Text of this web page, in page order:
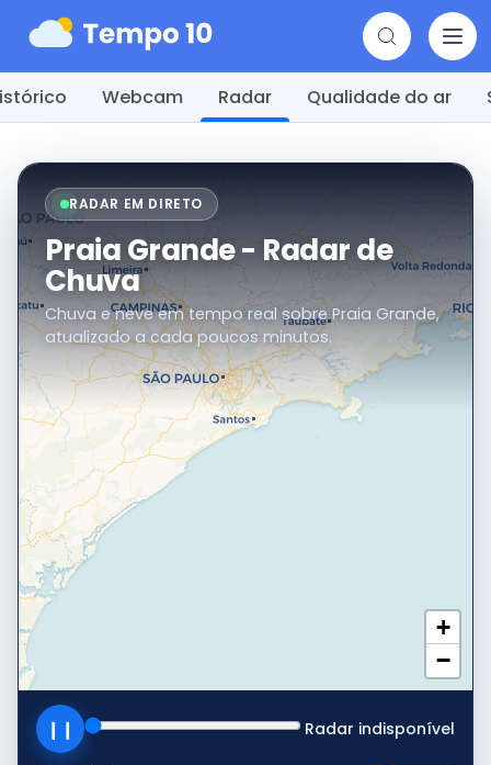
Webcam Radar Qualidade do ar
+
−
RADAR EM DIRETO
Praia Grande - Radar de
Chuva
Chuva e neve em tempo real sobre Praia Grande,
atualizado a cada poucos minutos.
❙❙ Radar indisponível